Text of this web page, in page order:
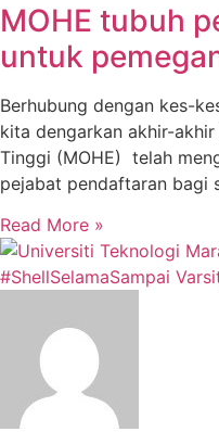
MOHE tubuh
untuk
Berhubung dengan kes-
kita dengarkan akhir-
Tinggi (MOHE) telah
pejabat pendaftaran bagi
Read More »